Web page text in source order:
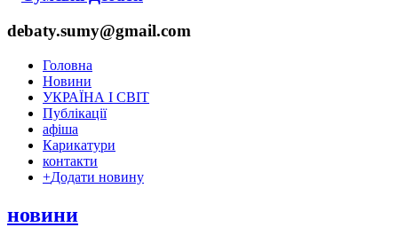
debaty.sumy@gmail.com
Головна
Новини
УКРАЇНА І СВІТ
Публікації
афіша
Карикатури
контакти
+Додати новину
новини